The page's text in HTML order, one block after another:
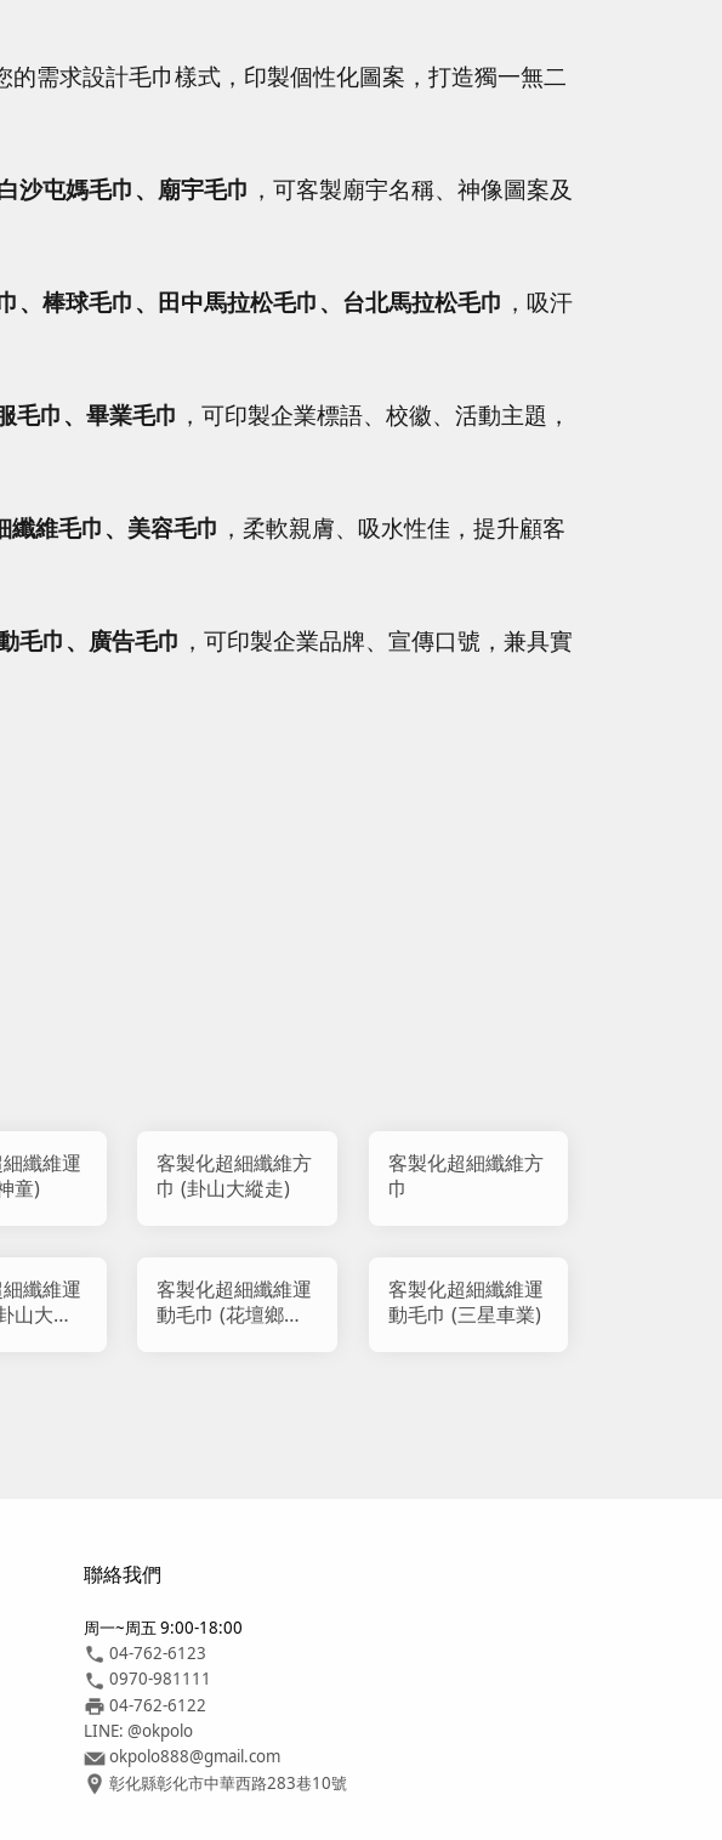
的需求設計毛巾樣式，印製個性化圖案，打造獨一無二
沙屯媽毛巾、廟宇毛巾 ，可客製廟宇名稱、神像圖案及
、棒球毛巾、田中馬拉松毛巾、台北馬拉松毛巾 ，吸汗
毛巾、畢業毛巾 ，可印製企業標語、校徽、活動主題，
維毛巾、美容毛巾 ，柔軟親膚、吸水性佳，提升顧客
毛巾、廣告毛巾 ，可印製企業品牌、宣傳口號，兼具實
纖維運
童)
客製化超細纖維方
巾 (卦山大縱走)
客製化超細纖維方
巾
纖維運
山大縱
客製化超細纖維運
動毛巾 (花壇鄉公
客製化超細纖維運
動毛巾 (三星車業)
聯絡我們
周一~周五 9:00-18:00
04-762-6123
0970-981111
04-762-6122
LINE: @okpolo
okpolo888@gmail.com
彰化縣彰化市中華西路283巷10號